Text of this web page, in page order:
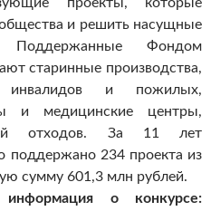
и решить насущные
Поддержанные Фондом
старинные производства,
инвалидов и пожилых,
и медицинские центры,
отходов. За 11 лет
поддержано 234 проекта из
сумму 601,3 млн рублей.
информация о конкурсе: